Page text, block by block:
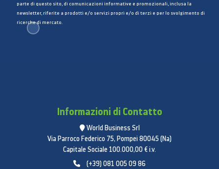
Risoluzione dei problemi
immediata
*Disponibile su dispositivi iPhone e Android. È
richiesta la connessione Wi-Fi. **Le chiamate di
assistenza potrebbero essere necessarie e
comportare costi aggiuntivi di riparazione
parte di questo sito, di comunicazioni informative e promozionali, inclusa la
newsletter, riferite a prodotti e/o servizi propri e/o di terzi e per lo svolgimento di
ricerche di mercato.
Informazioni di Contatto
World Business Srl
Via Parroco Federico 75, Pompei 80045 (Na)
Capitale Sociale 100.000,00 € i.v.
(+39) 081 005 09 86